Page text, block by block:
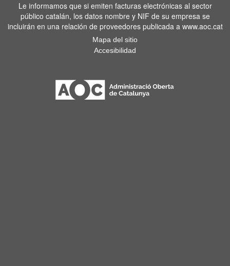
Le informamos que si emiten facturas electrónicas al sector
público catalán, los datos nombre y NIF de su empresa se
incluirán en una relación de proveedores publicada a www.aoc.cat
Mapa del sitio
Accesibilidad